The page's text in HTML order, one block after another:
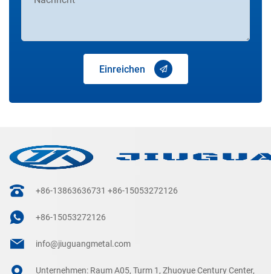
Einreichen
+86-13863636731 +86-15053272126
+86-15053272126
info@jiuguangmetal.com
Unternehmen: Raum A05, Turm 1, Zhuoyue Century Center,